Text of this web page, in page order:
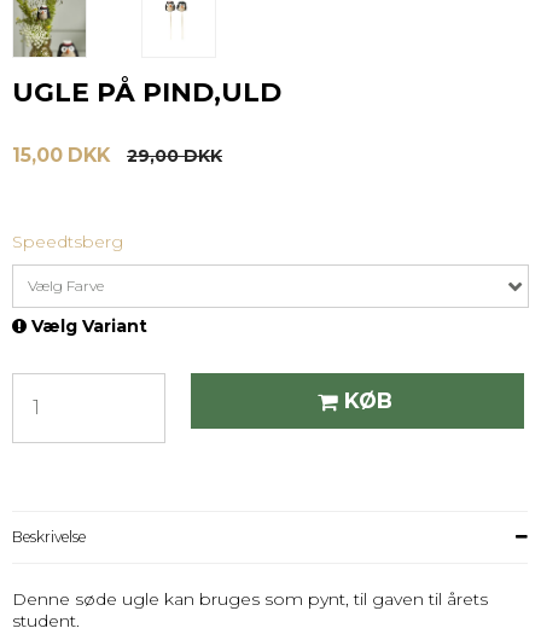
UGLE PÅ PIND,ULD
15,00 DKK 29,00 DKK
Speedtsberg
Vælg Farve
Vælg Variant
KØB
Beskrivelse
Denne søde ugle kan bruges som pynt, til gaven til årets
student.